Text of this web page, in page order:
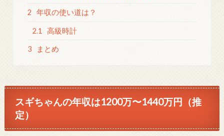
2 年収の使い道は？
2.1 高級時計
3 まとめ
スギちゃんの年収は1200万〜1440万円（推
定）